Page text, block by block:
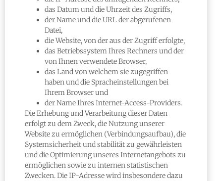
das Datum und die Uhrzeit des Zugriffs,
der Name und die URL der abgerufenen
Datei,
die Website, von der aus der Zugriff erfolgte,
das Betriebssystem Ihres Rechners und der
von Ihnen verwendete Browser,
das Land von welchem sie zugegriffen
haben und die Spracheinstellungen bei
Ihrem Browser und
der Name Ihres Internet-Access-Providers.
Die Erhebung und Verarbeitung dieser Daten
erfolgt zu dem Zweck, die Nutzung unserer
Website zu ermöglichen (Verbindungsaufbau), die
Systemsicherheit und stabilität zu gewährleisten
und die Optimierung unseres Internetangebots zu
ermöglichen sowie zu internen statistischen
Zwecken. Die IP-Adresse wird insbesondere dazu